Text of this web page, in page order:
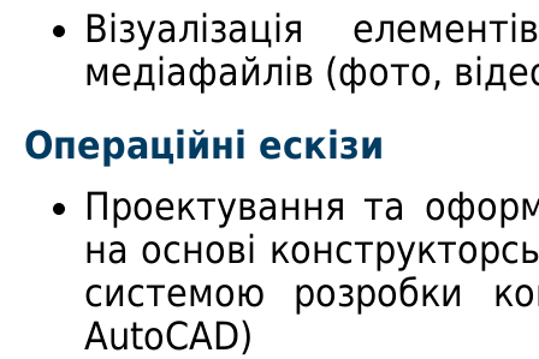
Візуалізація
медіафайлів (фото,
Операційні ескізи
Проектування та
на основі
системою розробки
AutoCAD)